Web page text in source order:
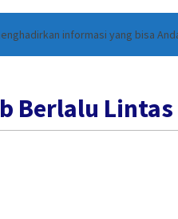
informasi yang bisa
Berlalu Lintas